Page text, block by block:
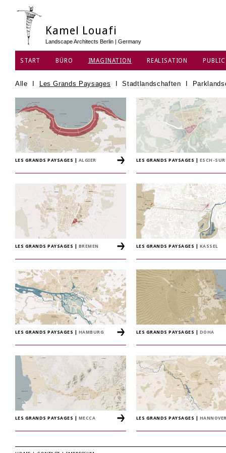
Kamel Louafi
Landscape Architects Berlin | Germany
START BÜRO IMAGINATION REALISATION
DATENSCHUTZ
Alle Les Grands Paysages IStadtlandschaften
LES GRANDS PAYSAGES ALGIER LES GRANDS PAYSAGES ESCH-
LES GRANDS PAYSAGES BREMEN LES GRANDS PAYSAGES KASSEL
LES GRANDS PAYSAGES HAMBURG LES GRANDS PAYSAGES DOHA
LES GRANDS PAYSAGES MECCA LES GRANDS PAYSAGES